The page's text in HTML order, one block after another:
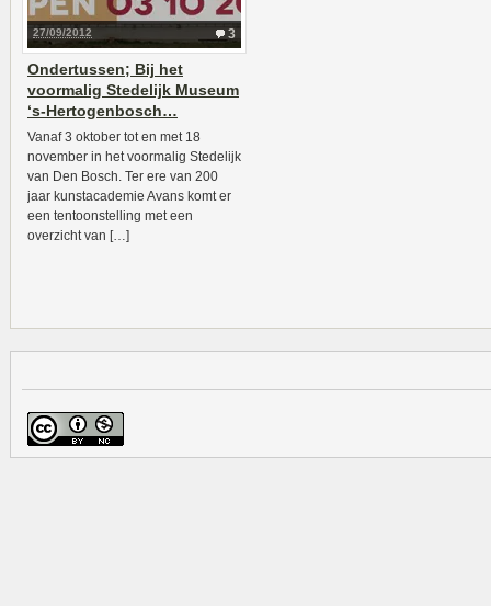
3
27/09/2012
Ondertussen; Bij het
voormalig Stedelijk Museum
‘s-Hertogenbosch…
Vanaf 3 oktober tot en met 18
november in het voormalig Stedelijk
van Den Bosch. Ter ere van 200
jaar kunstacademie Avans komt er
een tentoonstelling met een
overzicht van […]